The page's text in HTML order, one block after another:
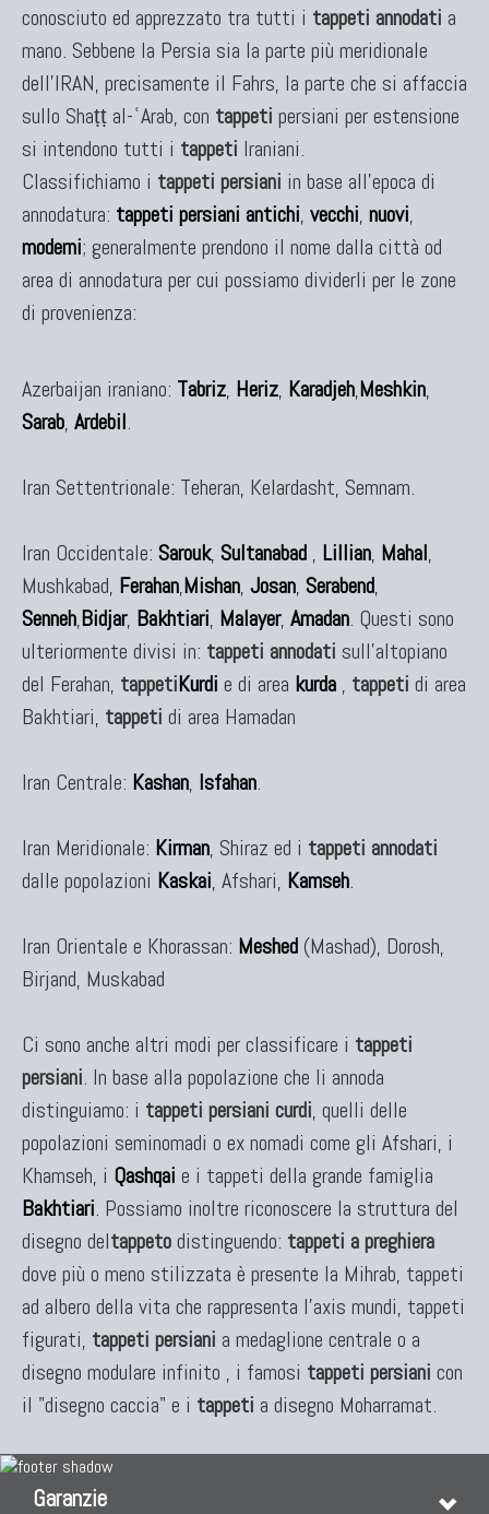
conosciuto ed apprezzato tra tutti i tappeti annodati a
mano. Sebbene la Persia sia la parte più meridionale
dell'IRAN, precisamente il Fahrs, la parte che si affaccia
sullo Shaṭṭ al-ʿArab, con tappeti persiani per estensione
si intendono tutti i tappeti Iraniani.
Classifichiamo i tappeti persiani in base all'epoca di
annodatura: tappeti persiani antichi, vecchi, nuovi,
moderni; generalmente prendono il nome dalla città od
area di annodatura per cui possiamo dividerli per le zone
di provenienza:
Azerbaijan iraniano: Tabriz, Heriz, Karadjeh,Meshkin,
Sarab, Ardebil.
Iran Settentrionale: Teheran, Kelardasht, Semnam.
Iran Occidentale: Sarouk, Sultanabad , Lillian, Mahal,
Mushkabad, Ferahan,Mishan, Josan, Serabend,
Senneh,Bidjar, Bakhtiari, Malayer, Amadan. Questi sono
ulteriormente divisi in: tappeti annodati sull'altopiano
del Ferahan, tappetiKurdi e di area kurda , tappeti di area
Bakhtiari, tappeti di area Hamadan
Iran Centrale: Kashan, Isfahan.
Iran Meridionale: Kirman, Shiraz ed i tappeti annodati
dalle popolazioni Kaskai, Afshari, Kamseh.
Iran Orientale e Khorassan: Meshed(Mashad), Dorosh,
Birjand, Muskabad
Ci sono anche altri modi per classificare i tappeti
persiani. In base alla popolazione che li annoda
distinguiamo: i tappeti persiani curdi, quelli delle
popolazioni seminomadi o ex nomadi come gli Afshari, i
Khamseh, i Qashqai e i tappeti della grande famiglia
Bakhtiari. Possiamo inoltre riconoscere la struttura del
disegno deltappetodistinguendo: tappeti a preghiera
dove più o meno stilizzata è presente la Mihrab, tappeti
ad albero della vita che rappresenta l'axis mundi, tappeti
figurati, tappeti persiani a medaglione centrale o a
disegno modulare infinito , i famosi tappeti persiani con
il "disegno caccia" e i tappeti a disegno Moharramat.
Garanzie